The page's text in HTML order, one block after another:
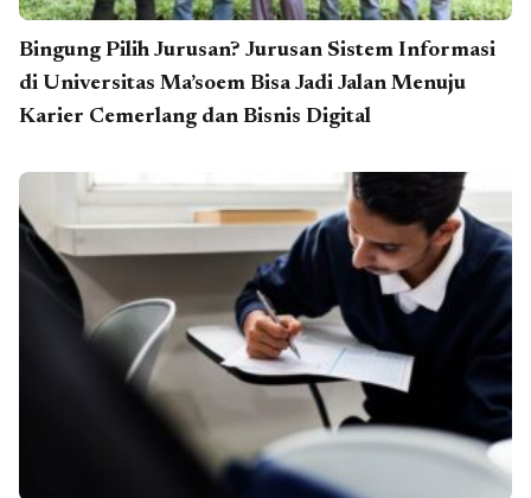
Bingung Pilih Jurusan? Jurusan Sistem Informasi
di Universitas Ma’soem Bisa Jadi Jalan Menuju
Karier Cemerlang dan Bisnis Digital